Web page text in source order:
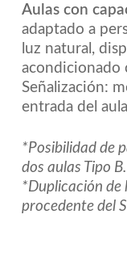
Aulas con
adaptado a
luz natural,
acondicionado
Señalización:
entrada del
*Posibilidad de
dos aulas Tipo B.
*Duplicación de
procedente del